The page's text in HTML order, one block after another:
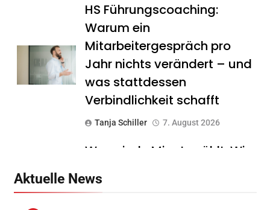
HS Führungscoaching:
Warum ein
Mitarbeitergespräch pro
Jahr nichts verändert – und
was stattdessen
Verbindlichkeit schafft
Tanja Schiller 7. August 2026
Wenn jede Minute zählt: Wie
OBC ONE die internationale
Aktuelle News